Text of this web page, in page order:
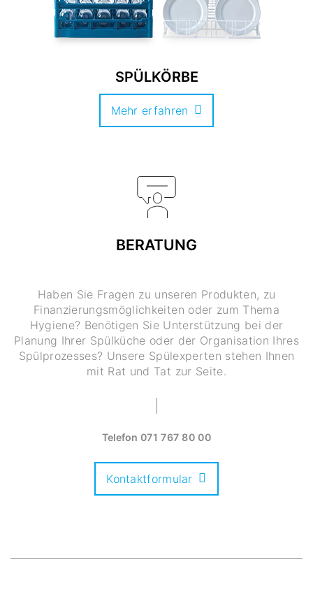
SPÜLKÖRBE
Mehr erfahren
BERATUNG
Haben Sie Fragen zu unseren Produkten, zu
Finanzierungsmöglichkeiten oder zum Thema
Hygiene? Benötigen Sie Unterstützung bei der
Planung Ihrer Spülküche oder der Organisation Ihres
Spülprozesses? Unsere Spülexperten stehen Ihnen
mit Rat und Tat zur Seite.
Telefon071 767 80 00
Kontaktformular